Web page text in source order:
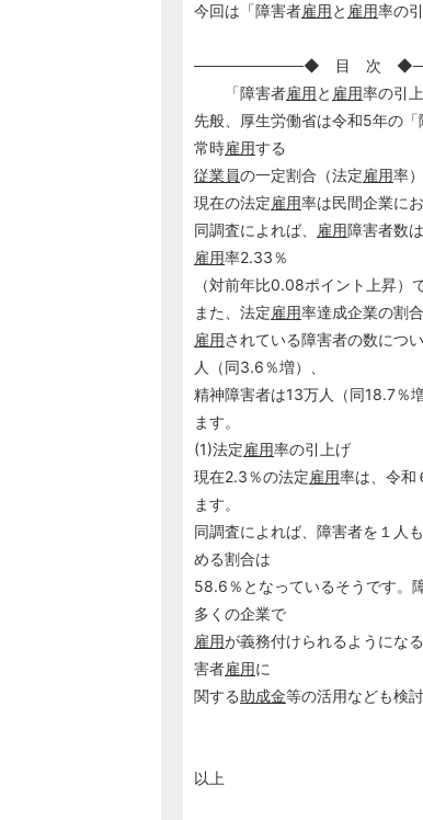
今回は「障害者雇用と 雇用率の
──────────◆ 目 次
「障害者雇用と 雇用率の引上
先般、厚生労働省は令和5年の「
常時雇用する
従業員の一定割合（法定雇用率
現在の法定雇用率は民間企業に
同調査によれば、
雇用障害者数
雇用率2.33％
（対前年比0.08ポイント上昇）で
また、法定雇用率達成企業の割
雇用されている障害者の数につ
人（同3.6％増）、
精神障害者は13万人（同18.7％
ます。
(1)法定雇用率の引上げ
現在2.3％の法定雇用率は、令和
ます。
同調査によれば、障害者を１人も
める割合は
58.6％となっているそうです。
多くの企業で
雇用が義務付けられるようにな
害者雇用に
関する助成金等の活用なども検
以上